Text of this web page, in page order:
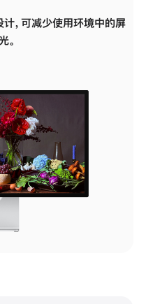
，可减少使用环境中的屏
。